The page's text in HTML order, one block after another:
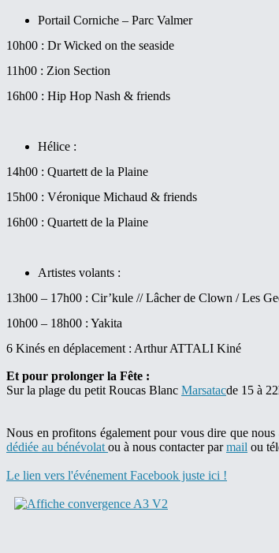
Portail Corniche – Parc Valmer
10h00 : Dr Wicked on the seaside
11h00 : Zion Section
16h00 : Hip Hop Nash & friends
Hélice :
14h00 : Quartett de la Plaine
15h00 : Véronique Michaud & friends
16h00 : Quartett de la Plaine
Artistes volants :
13h00 – 17h00 : Cir’kule // Lâcher de Clown / Les
10h00 – 18h00 : Yakita
6 Kinés en déplacement : Arthur ATTALI Kiné
Et pour prolonger la Fête :
Sur la plage du petit Roucas Blanc Marsatacde 15 à
Nous en profitons également pour vous dire que
dédiée au bénévolat ou à nous contacter parmail ou
Le lien vers l'événement Facebook juste ici !